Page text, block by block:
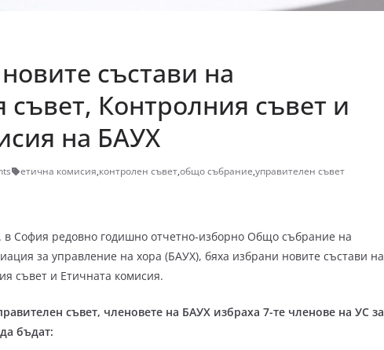
състави на
Контролния съвет и
на БАУХ
етична комисия,контролен съвет,общо събрание,управителен съвет
в София редовно годишно отчетно-изборно Общо събрание на
за управление на хора (БАУХ), бяха избрани новите състави на
съвет и Етичната комисия.
съвет, членовете на БАУХ избраха 7-те членове на УС за
бъдат: